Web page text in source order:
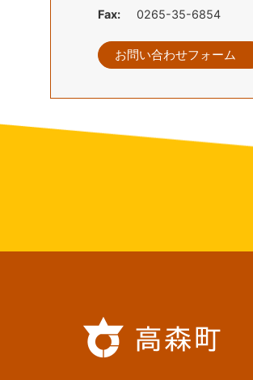
Fax:
0265-35-6854
お問い合わせフォーム